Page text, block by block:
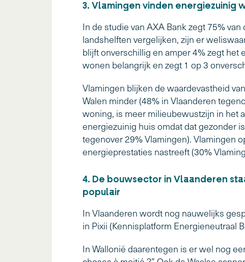
3. Vlamingen vinden energiezuinig
In de studie van AXA Bank zegt 75%
landshelften vergelijken, zijn er
blijft onverschillig en amper 4% zegt het
wonen belangrijk en zegt 1 op 3
Vlamingen blijken de waardevastheid
Walen minder (48% in Vlaanderen
woning, is meer milieubewustzijn in het
energiezuinig huis omdat dat gezonder
tegenover 29% Vlamingen). Vlamingen
energieprestaties nastreeft (30%
4. De bouwsector in Vlaanderen
populair
In Vlaanderen wordt nog nauwelijks
in Pixii (Kennisplatform Energieneutraal
In Wallonië daarentegen is er wel nog